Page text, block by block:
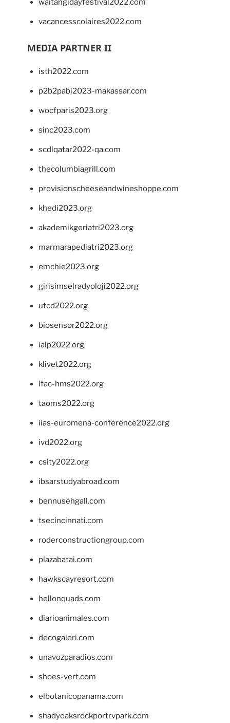
waitangidayfestival2022.com
vacancesscolaires2022.com
MEDIA PARTNER II
isth2022.com
p2b2pabi2023-makassar.com
wocfparis2023.org
sinc2023.com
scdlqatar2022-qa.com
thecolumbiagrill.com
provisionscheeseandwineshoppe.com
khedi2023.org
akademikgeriatri2023.org
marmarapediatri2023.org
emchie2023.org
girisimselradyoloji2022.org
utcd2022.org
biosensor2022.org
ialp2022.org
klivet2022.org
ifac-hms2022.org
taoms2022.org
iias-euromena-conference2022.org
ivd2022.org
csity2022.org
ibsarstudyabroad.com
bennusehgall.com
tsecincinnati.com
roderconstructiongroup.com
plazabatai.com
hawkscayresort.com
hellonquads.com
diarioanimales.com
decogaleri.com
unavozparadios.com
shoes-vert.com
elbotanicopanama.com
shadyoaksrockportrvpark.com